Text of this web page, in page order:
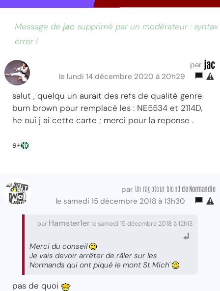
Message de jac supprimé par un modérateur : syntax
error !
par jac
le lundi 14 décembre 2020 à 20h29
salut , quelqu un aurait des refs de qualité genre
burn brown pour remplacé les : NE5534 et 2114D,
he oui j ai cette carte ; merci pour la reponse .
a+
par Un ragoteur blond de Normandie
le samedi 15 décembre 2018 à 13h30
par Hamster1er le samedi 15 décembre 2018 à 12h13
Merci du conseil
Je vais devoir arrêter de râler sur les
Normands qui ont piqué le mont St Mich'
pas de quoi